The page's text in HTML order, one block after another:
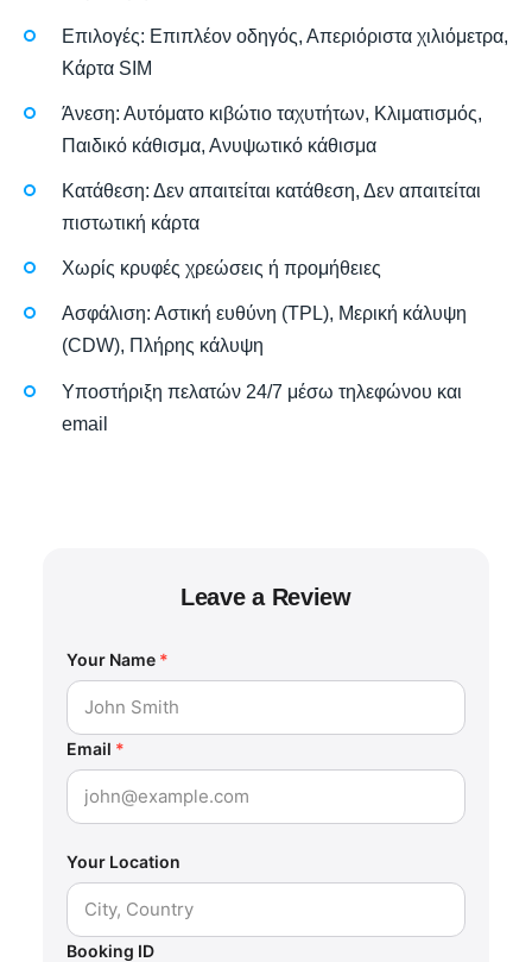
Επιλογές: Επιπλέον οδηγός, Απεριόριστα χιλιόμετρα,
Κάρτα SIM
Άνεση: Αυτόματο κιβώτιο ταχυτήτων, Κλιματισμός,
Παιδικό κάθισμα, Ανυψωτικό κάθισμα
Κατάθεση: Δεν απαιτείται κατάθεση, Δεν απαιτείται
πιστωτική κάρτα
Χωρίς κρυφές χρεώσεις ή προμήθειες
Ασφάλιση: Αστική ευθύνη (TPL), Μερική κάλυψη
(CDW), Πλήρης κάλυψη
Υποστήριξη πελατών 24/7 μέσω τηλεφώνου και
email
Leave a Review
Your Name *
Email *
Your Location
Booking ID